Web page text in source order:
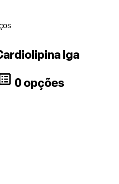
Iga
0 opções